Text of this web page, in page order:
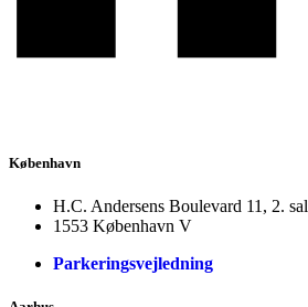
København
H.C. Andersens Boulevard 11, 2. sal
1553 København V
Parkeringsvejledning